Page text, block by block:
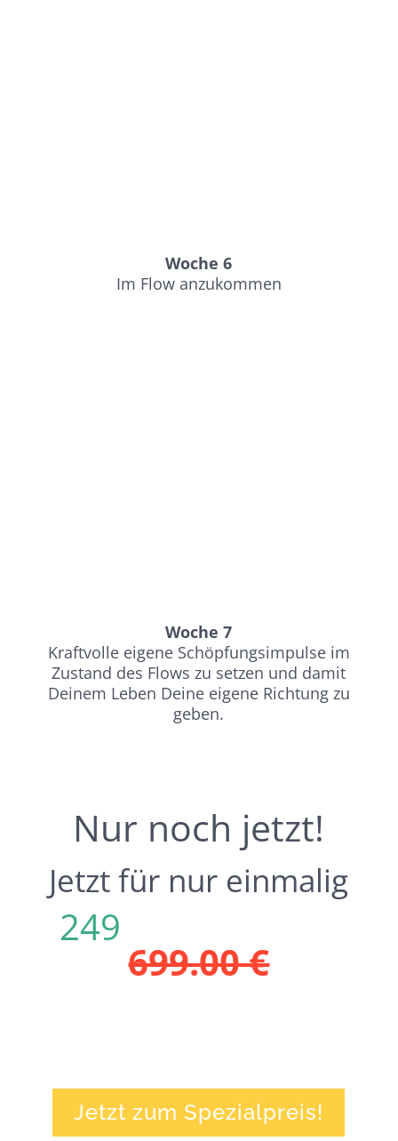
Woche 6
Im Flow anzukommen
Woche 7
Kraftvolle eigene Schöpfungsimpulse im
Zustand des Flows zu setzen und damit
Deinem Leben Deine eigene Richtung zu
geben.
Nur noch jetzt!
Jetzt für nur einmalig
249
699.00 €
Jetzt zum Spezialpreis!